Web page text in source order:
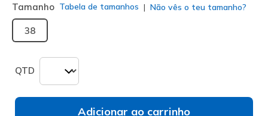
Tamanho Tabela de tamanhos Não vês o teu tamanho?
38
QTD
Adicionar ao carrinho